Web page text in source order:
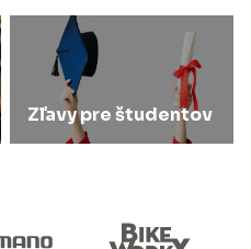
Zľavy pre študentov